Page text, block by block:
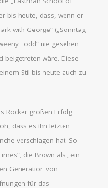
bis heute, dass, wenn er
with George“ („Sonntag
Todd“ nie gesehen
beigetreten wäre. Diese
Stil bis heute auch zu
Rocker großen Erfolg
dass es ihn letzten
verschlagen hat. So
die Brown als „ein
Generation von
für das